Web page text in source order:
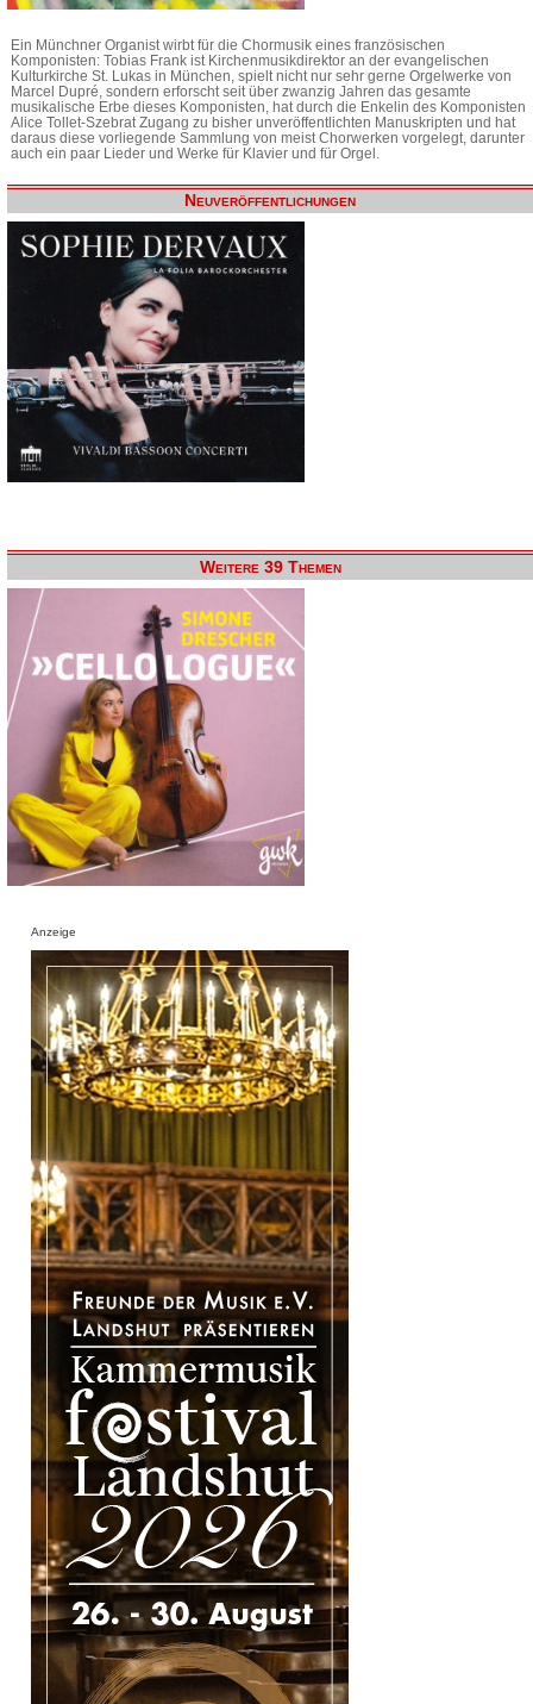
Ein Münchner Organist wirbt für die Chormusik eines französischen
Komponisten: Tobias Frank ist Kirchenmusikdirektor an der evangelischen
Kulturkirche St. Lukas in München, spielt nicht nur sehr gerne Orgelwerke von
Marcel Dupré, sondern erforscht seit über zwanzig Jahren das gesamte
musikalische Erbe dieses Komponisten, hat durch die Enkelin des Komponisten
Alice Tollet-Szebrat Zugang zu bisher unveröffentlichten Manuskripten und hat
daraus diese vorliegende Sammlung von meist Chorwerken vorgelegt, darunter
auch ein paar Lieder und Werke für Klavier und für Orgel.
Neuveröffentlichungen
Weitere 39 Themen
Anzeige